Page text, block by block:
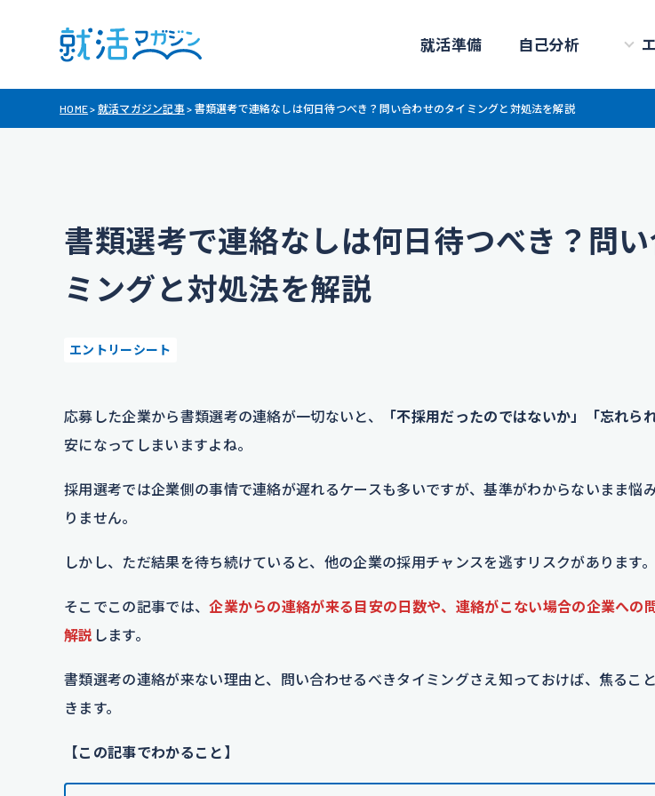
就活準備 自己分析
HOME> 就活マガジン記事 > 書類選考で連絡なしは何日待つべき？問い合わせのタイミングと対処法を解説
書類選考で連絡なしは何日待つべき？問
ミングと対処法を解説
エントリーシート
応募した企業から書類選考の連絡が一切ないと、 「不採用だったのではないか」「忘れら
安になってしまいますよね。
採用選考では企業側の事情で連絡が遅れるケースも多いですが、基準がわからないまま悩
りません。
しかし、ただ結果を待ち続けていると、他の企業の採用チャンスを逃すリスクがあります。
そこでこの記事では、企業からの連絡が来る目安の日数や、連絡がこない場合の企業への
解説 します。
書類選考の連絡が来ない理由と、問い合わせるべきタイミングさえ知っておけば、焦るこ
きます。
【この記事でわかること】